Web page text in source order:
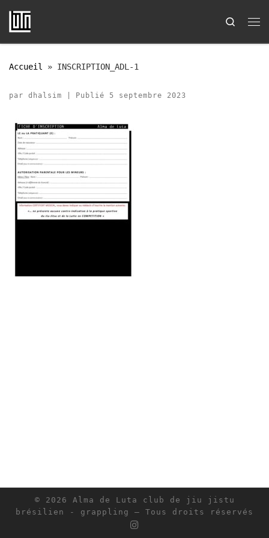
Passer au contenu
Search
Accueil » INSCRIPTION_ADL-1
par dhalsim Publié 5 septembre 2023
© 2026 Alma de Luta club de jiu jistu
brésilien - grappling
– Tous droits réservés